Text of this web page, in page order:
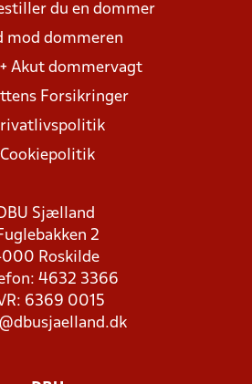
du en dommer
mod dommeren
Akut dommervagt
Forsikringer
Cookiepolitik
DBU Sjælland
2
Roskilde
4632 3366
6369 0015